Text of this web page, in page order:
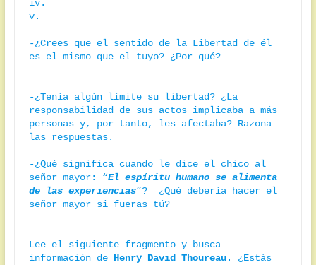
iv.
v.
-¿Crees que el sentido de la Libertad de él
es el mismo que el tuyo? ¿Por qué?
-¿Tenía algún límite su libertad? ¿La
responsabilidad de sus actos implicaba a más
personas y, por tanto, les afectaba? Razona
las respuestas.
-¿Qué significa cuando le dice el chico al
señor mayor: “El espíritu humano se alimenta
de las experiencias”?  ¿Qué debería hacer el
señor mayor si fueras tú?
Lee el siguiente fragmento y busca
información de Henry David Thoureau. ¿Estás